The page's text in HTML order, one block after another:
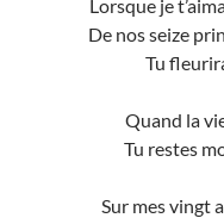
Lorsque je
De nos seize
Tu
Quand la
Tu restes
Sur mes vingt